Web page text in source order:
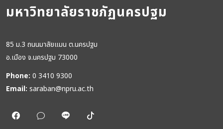
มหาวิทยาลัยราชภัฏนครปฐม
85 ม.3 ถนนมาลัยแมน ต.นครปฐม
อ.เมือง จ.นครปฐม 73000
Phone: 0 3410 9300
Email: saraban@npru.ac.th